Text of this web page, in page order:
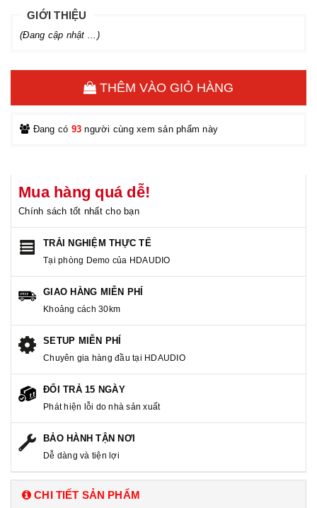
GIỚI THIỆU
(Đang cập nhật ...)
THÊM VÀO GIỎ HÀNG
Đang có 93 người cùng xem sản phẩm này
Mua hàng quá dễ!
Chính sách tốt nhất cho bạn
TRẢI NGHIỆM THỰC TẾ
Tại phòng Demo của HDAUDIO
GIAO HÀNG MIỄN PHÍ
Khoảng cách 30km
SETUP MIỄN PHÍ
Chuyên gia hàng đầu tại HDAUDIO
ĐỔI TRẢ 15 NGÀY
Phát hiện lỗi do nhà sản xuất
BẢO HÀNH TẬN NƠI
Dễ dàng và tiện lợi
CHI TIẾT SẢN PHẨM